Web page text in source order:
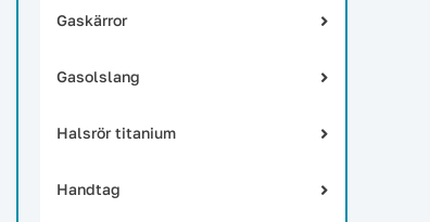
Gaskärror
Gasolslang
Halsrör titanium
Handtag